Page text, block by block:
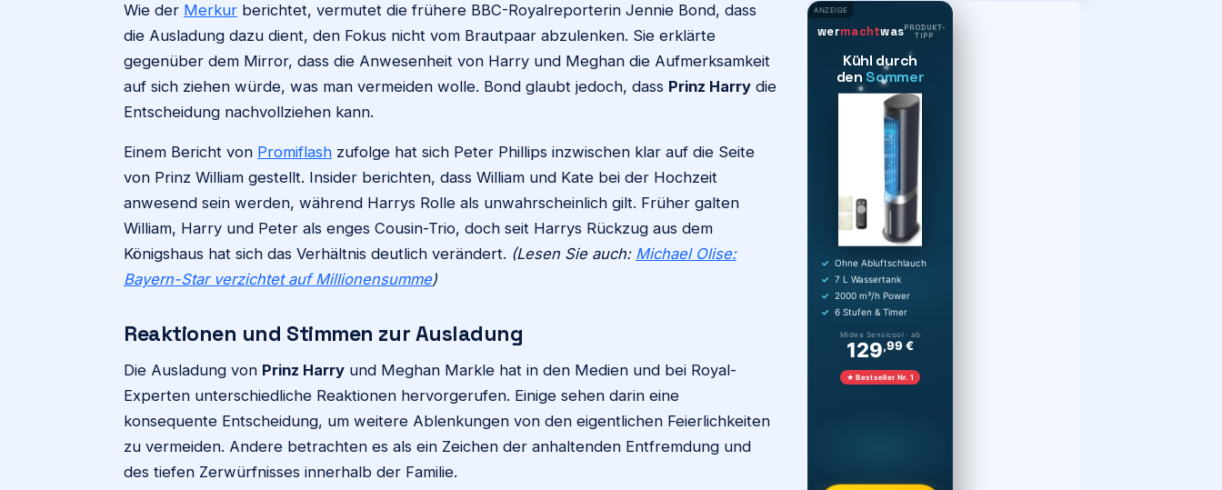
Wie der Merkur berichtet, vermutet die frühere BBC-Royalreporterin Jennie Bond, dass
die Ausladung dazu dient, den Fokus nicht vom Brautpaar abzulenken. Sie erklärte
gegenüber dem Mirror, dass die Anwesenheit von Harry und Meghan die Aufmerksamkeit
auf sich ziehen würde, was man vermeiden wolle. Bond glaubt jedoch, dass Prinz Harry die
Entscheidung nachvollziehen kann.
Einem Bericht von Promiflash zufolge hat sich Peter Phillips inzwischen klar auf die Seite
von Prinz William gestellt. Insider berichten, dass William und Kate bei der Hochzeit
anwesend sein werden, während Harrys Rolle als unwahrscheinlich gilt. Früher galten
William, Harry und Peter als enges Cousin-Trio, doch seit Harrys Rückzug aus dem
Königshaus hat sich das Verhältnis deutlich verändert. (Lesen Sie auch: Michael Olise:
Bayern-Star verzichtet auf Millionensumme)
Reaktionen und Stimmen zur Ausladung
Die Ausladung von Prinz Harry und Meghan Markle hat in den Medien und bei Royal-
Experten unterschiedliche Reaktionen hervorgerufen. Einige sehen darin eine
konsequente Entscheidung, um weitere Ablenkungen von den eigentlichen Feierlichkeiten
zu vermeiden. Andere betrachten es als ein Zeichen der anhaltenden Entfremdung und
des tiefen Zerwürfnisses innerhalb der Familie.
ANZEIGE
wermachtwasPRODUKT-
TIPP
Kühl durch
den Sommer
Ohne Abluftschlauch
7 L Wassertank
2000 m³/h Power
6 Stufen & Timer
Midea Sensicool · ab
129,99 €
★ Bestseller Nr. 1